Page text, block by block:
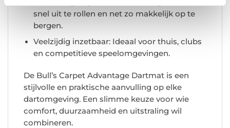
snel uit te rollen en net zo makkelijk op te
bergen.
Veelzijdig inzetbaar: Ideaal voor thuis, clubs
en competitieve speelomgevingen.
De Bull’s Carpet Advantage Dartmat is een
stijlvolle en praktische aanvulling op elke
dartomgeving. Een slimme keuze voor wie
comfort, duurzaamheid en uitstraling wil
combineren.